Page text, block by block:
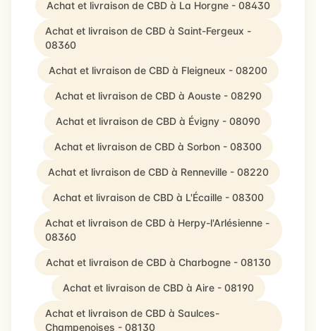
Achat et livraison de CBD à La Horgne - 08430
Achat et livraison de CBD à Saint-Fergeux -
08360
Achat et livraison de CBD à Fleigneux - 08200
Achat et livraison de CBD à Aouste - 08290
Achat et livraison de CBD à Évigny - 08090
Achat et livraison de CBD à Sorbon - 08300
Achat et livraison de CBD à Renneville - 08220
Achat et livraison de CBD à L'Écaille - 08300
Achat et livraison de CBD à Herpy-l'Arlésienne -
08360
Achat et livraison de CBD à Charbogne - 08130
Achat et livraison de CBD à Aire - 08190
Achat et livraison de CBD à Saulces-
Champenoises - 08130